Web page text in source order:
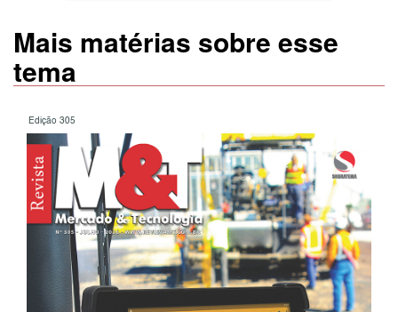
Mais matérias sobre esse
tema
Edição 305